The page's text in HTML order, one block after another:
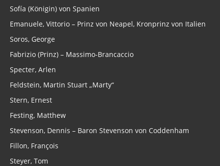
Sofía (Königin) von Spanien
Emanuele, Vittorio – Prinz von Neapel, Kronprinz von Italien
Soros, George
Fabrizio (Prinz) – Massimo-Brancaccio
Specter, Arlen
Feldstein, Martin Stuart „Marty“
Stern, Ernest
Festing, Matthew
Stevenson, Dennis – Baron Stevenson von Coddenham
Fillon, François
Steyer, Tom